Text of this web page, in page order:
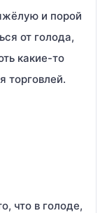
и порой
от голода,
какие-то
торговлей.
что в голоде,